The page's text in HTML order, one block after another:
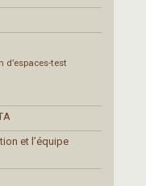
test
et l’équipe